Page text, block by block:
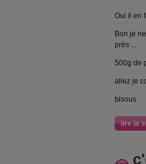
Oui il en
Bon je
près ...
500g de
allez je
bisous
lire la